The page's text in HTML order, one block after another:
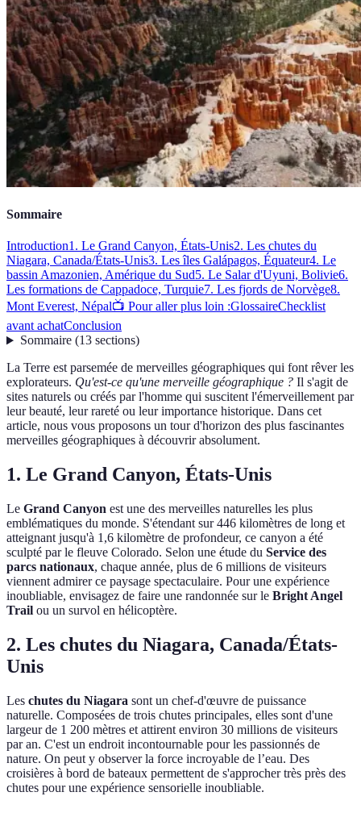
Sommaire
Introduction1. Le Grand Canyon, États-Unis2. Les chutes du
Niagara, Canada/États-Unis3. Les îles Galápagos, Équateur4. Le
bassin Amazonien, Amérique du Sud5. Le Salar d'Uyuni, Bolivie6.
Les formations de Cappadoce, Turquie7. Les fjords de Norvège8.
Mont Everest, Népal📺 Pour aller plus loin :GlossaireChecklist
avant achatConclusion
Sommaire(13 sections)
La Terre est parsemée de merveilles géographiques qui font rêver les
explorateurs. Qu'est-ce qu'une merveille géographique ? Il s'agit de
sites naturels ou créés par l'homme qui suscitent l'émerveillement par
leur beauté, leur rareté ou leur importance historique. Dans cet
article, nous vous proposons un tour d'horizon des plus fascinantes
merveilles géographiques à découvrir absolument.
1. Le Grand Canyon, États-Unis
Le Grand Canyon est une des merveilles naturelles les plus
emblématiques du monde. S'étendant sur 446 kilomètres de long et
atteignant jusqu'à 1,6 kilomètre de profondeur, ce canyon a été
sculpté par le fleuve Colorado. Selon une étude du Service des
parcs nationaux, chaque année, plus de 6 millions de visiteurs
viennent admirer ce paysage spectaculaire. Pour une expérience
inoubliable, envisagez de faire une randonnée sur le Bright Angel
Trail ou un survol en hélicoptère.
2. Les chutes du Niagara, Canada/États-
Unis
Les chutes du Niagara sont un chef-d'œuvre de puissance
naturelle. Composées de trois chutes principales, elles sont d'une
largeur de 1 200 mètres et attirent environ 30 millions de visiteurs
par an. C'est un endroit incontournable pour les passionnés de
nature. On peut y observer la force incroyable de l’eau. Des
croisières à bord de bateaux permettent de s'approcher très près des
chutes pour une expérience sensorielle inoubliable.